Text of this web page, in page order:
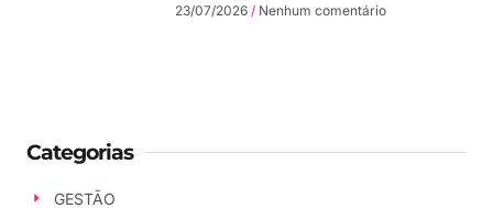
23/07/2026 Nenhum comentário
Categorias
GESTÃO